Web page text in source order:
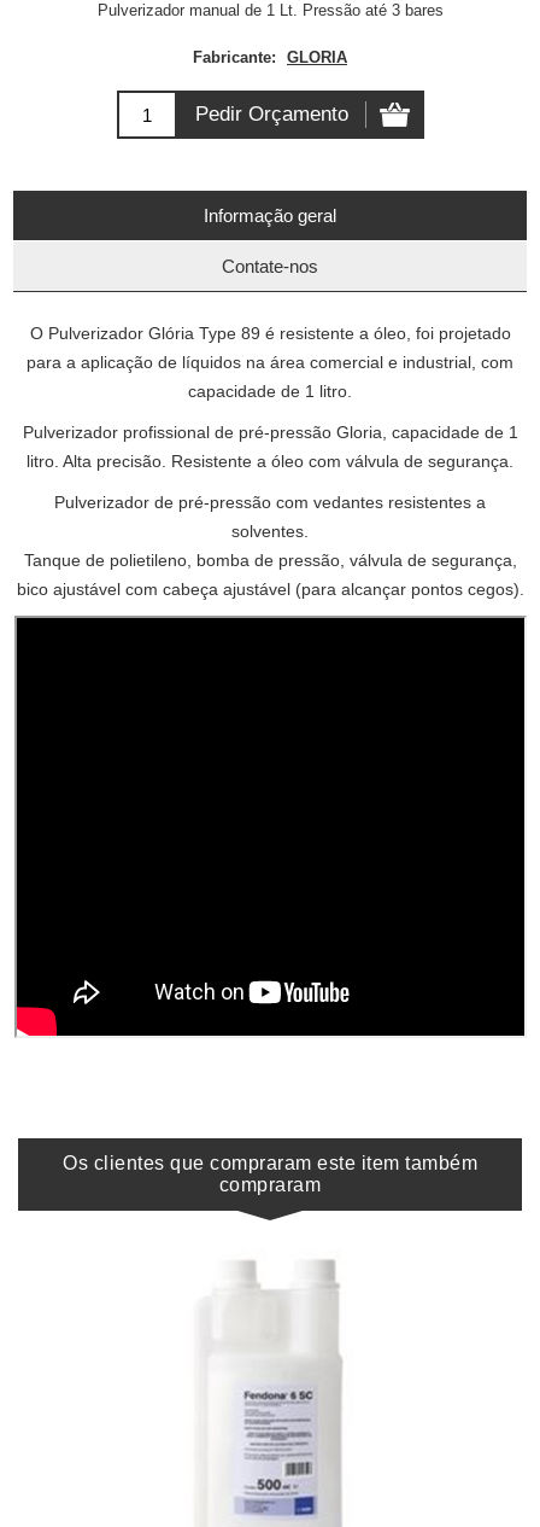
Pulverizador manual de 1 Lt. Pressão até 3 bares
Fabricante: GLORIA
Informação geral
Contate-nos
O Pulverizador Glória Type 89 é resistente a óleo, foi projetado
para a aplicação de líquidos na área comercial e industrial, com
capacidade de 1 litro.
Pulverizador profissional de pré-pressão Gloria, capacidade de 1
litro. Alta precisão. Resistente a óleo com válvula de segurança.
Pulverizador de pré-pressão com vedantes resistentes a
solventes.
Tanque de polietileno, bomba de pressão, válvula de segurança,
bico ajustável com cabeça ajustável (para alcançar pontos cegos).
Os clientes que compraram este item também
compraram